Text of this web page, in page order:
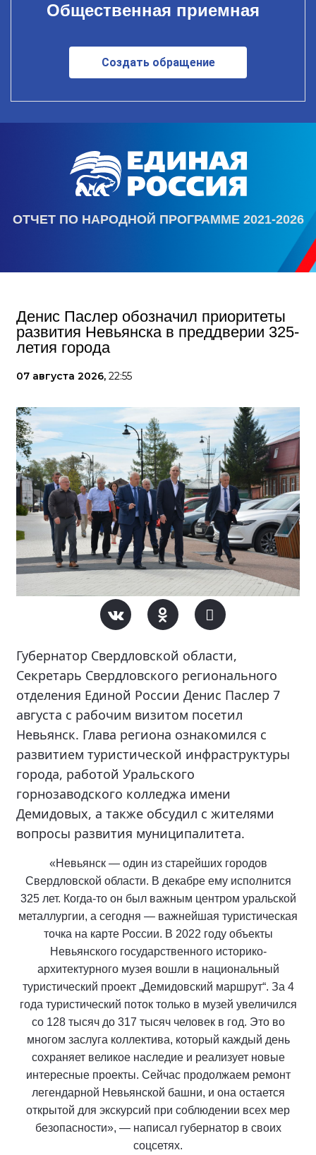
Общественная приемная
Создать обращение
ОТЧЕТ ПО НАРОДНОЙ ПРОГРАММЕ 2021-2026
Денис Паслер обозначил приоритеты
развития Невьянска в преддверии 325-
летия города
07 августа 2026, 22:55
Губернатор Свердловской области,
Секретарь Свердловского регионального
отделения Единой России Денис Паслер 7
августа с рабочим визитом посетил
Невьянск. Глава региона ознакомился с
развитием туристической инфраструктуры
города, работой Уральского
горнозаводского колледжа имени
Демидовых, а также обсудил с жителями
вопросы развития муниципалитета.
«Невьянск — один из старейших городов
Свердловской области. В декабре ему исполнится
325 лет. Когда-то он был важным центром уральской
металлургии, а сегодня — важнейшая туристическая
точка на карте России. В 2022 году объекты
Невьянского государственного историко-
архитектурного музея вошли в национальный
туристический проект „Демидовский маршрут“. За 4
года туристический поток только в музей увеличился
со 128 тысяч до 317 тысяч человек в год. Это во
многом заслуга коллектива, который каждый день
сохраняет великое наследие и реализует новые
интересные проекты. Сейчас продолжаем ремонт
легендарной Невьянской башни, и она остается
открытой для экскурсий при соблюдении всех мер
безопасности», — написал губернатор в своих
соцсетях.